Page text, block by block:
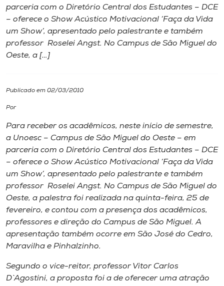
Internacionalização
I.nova
Diplomados
CPA
Biblioteca
Editora
Rádio
Museu
parceria com o Diretório Central dos Estudantes – DCE
– oferece o Show Acústico Motivacional ‘Faça da Vida
um Show’, apresentado pelo palestrante e também
professor Roselei Angst. No Campus de São Miguel do
Oeste, a […]
Publicado em 02/03/2010
Por
Para receber os acadêmicos, neste início de semestre,
a Unoesc – Campus de São Miguel do Oeste – em
parceria com o Diretório Central dos Estudantes – DCE
– oferece o Show Acústico Motivacional ‘Faça da Vida
um Show’, apresentado pelo palestrante e também
professor Roselei Angst. No Campus de São Miguel do
Oeste, a palestra foi realizada na quinta-feira, 25 de
fevereiro, e contou com a presença dos acadêmicos,
professores e direção do Campus de São Miguel. A
apresentação também ocorre em São José do Cedro,
Maravilha e Pinhalzinho.
Segundo o vice-reitor, professor Vitor Carlos
D`Agostini, a proposta foi a de oferecer uma atração